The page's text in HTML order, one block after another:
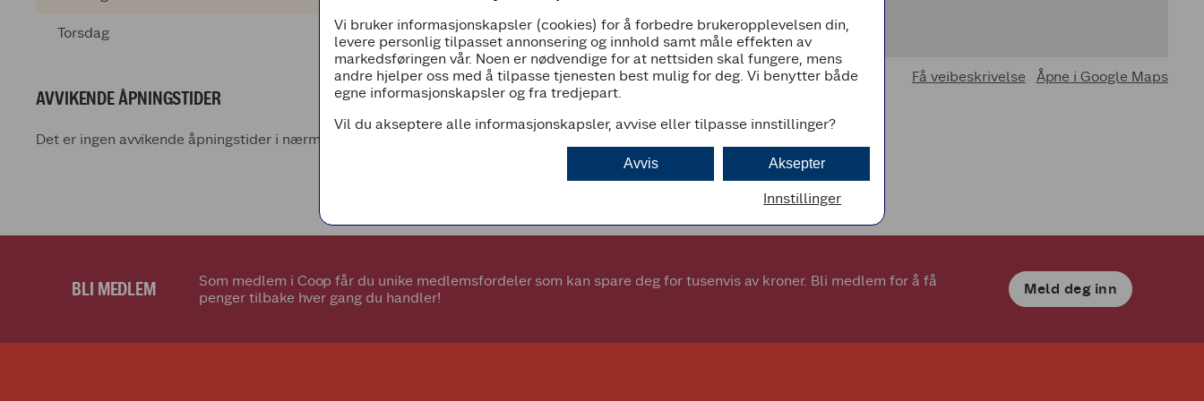
Torsdag 07:00 - 23:00
AVVIKENDE ÅPNINGSTIDER
Det er ingen avvikende åpningstider i nærmeste fremtid
Få veibeskrivelse Åpne i Google Maps
BLI MEDLEM
Som medlem i Coop får du unike medlemsfordeler som kan spare deg for tusenvis av kroner. Bli medlem for å få
penger tilbake hver gang du handler!
Meld deg inn
Vi bruker informasjonskapsler (cookies) for å forbedre brukeropplevelsen din,
levere personlig tilpasset annonsering og innhold samt måle effekten av
markedsføringen vår. Noen er nødvendige for at nettsiden skal fungere, mens
andre hjelper oss med å tilpasse tjenesten best mulig for deg. Vi benytter både
egne informasjonskapsler og fra tredjepart.
Vil du akseptere alle informasjonskapsler, avvise eller tilpasse innstillinger?
Aksepter
Avvis
Innstillinger